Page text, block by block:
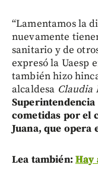
“Lamentamos la
nuevamente
sanitario y de
expresó la Uaesp
también hizo
alcaldesa Claudia
cometidas por el
Juana, que opera
Lea también: Hay